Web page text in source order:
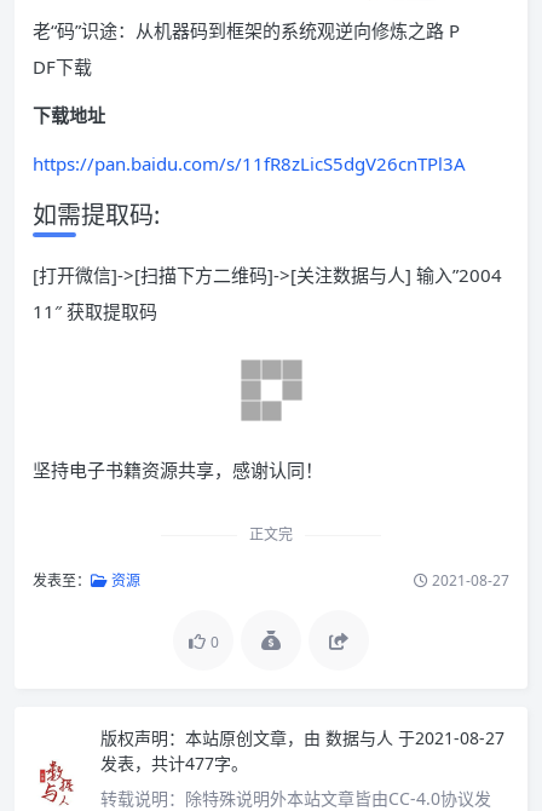
老“码”识途：从机器码到框架的系统观逆向修炼之路 P
DF下载
下载地址
https://pan.baidu.com/s/11fR8zLicS5dgV26cnTPl3A
如需提取码:
[打开微信]->[扫描下方二维码]->[关注数据与人] 输入”2004
11″ 获取提取码
坚持电子书籍资源共享，感谢认同！
正文完
发表至： 资源 2021-08-27
0
版权声明： 本站原创文章，由 数据与人 于2021-08-27
发表，共计477字。
转载说明： 除特殊说明外本站文章皆由CC-4.0协议发